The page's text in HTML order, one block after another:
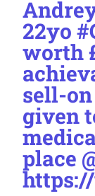
22yo
worth
sell-
given
place